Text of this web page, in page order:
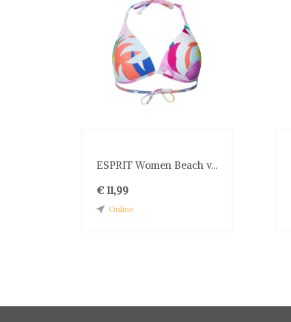
ESPRIT Women Beach v...
€ 11,99
Online